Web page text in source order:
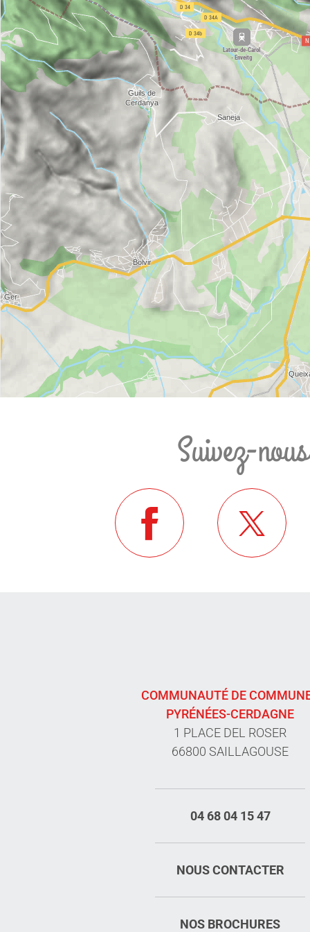
Suivez-
COMMUNAUTÉ DE
PYRÉNÉES-CERDAGNE
1 PLACE DEL ROSER
66800 SAILLAGOUSE
04 68 04 15 47
NOUS CONTACTER
NOS BROCHURES